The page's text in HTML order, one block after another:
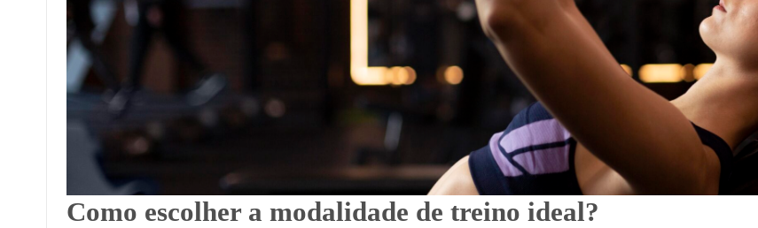
Como escolher a modalidade de treino ideal?